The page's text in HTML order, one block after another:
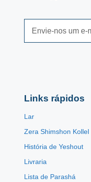
Links rápidos
Lar
Zera Shimshon Kollel
História de Yeshout
Livraria
Lista de Parashá